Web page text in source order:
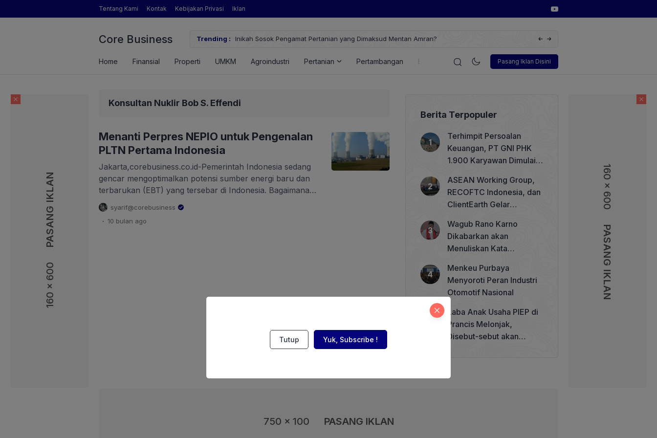
160 x 600
PASANG IKLAN 160 x 600
PASANG IKLAN
Tentang Kami Kontak Kebijakan Privasi Iklan
Core Business Trending :
Brigade Swasembada Pangan Inikah Sosok Pengamat Pertanian yang Dimaksud Mentan Amran?
Huawei Digital Power Dorong Indonesia Menuju
Pasang Iklan Disini
Home Finansial Properti UMKM Agroindustri Pertanian Pertambangan Energi Korporasi Teknologi Otomotif
Konsultan Nuklir Bob S. Effendi
Menanti Perpres NEPIO untuk Pengenalan
PLTN Pertama Indonesia
Jakarta,corebusiness.co.id-Pemerintah Indonesia sedang
gencar mengoptimalkan potensi sumber energi baru dan
terbarukan (EBT) yang tersebar di Indonesia. Bagaimana
proyeksi pembangunan PLTN pertama di Indonesia?
Dalam beberapa waktu terakhir, kebijakan proyek EBT
seperti bioenergi, pembangunan pembangkit listrik
syarif@corebusiness
. 10 bulan ago
Berita Terpopuler
Terhimpit Persoalan
Keuangan, PT GNI PHK
1.900 Karyawan Dimulai 5
ASEAN Working Group,
RECOFTC Indonesia, dan
ClientEarth Gelar
Memperkuat Tata Kelola
Perhutanan Sosial
Wagub Rano Karno
Dikabarkan akan
Menuliskan Kata
Betawi 100 Tahun
Menkeu Purbaya
Menyoroti Peran Industri
Otomotif Nasional
Laba Anak Usaha PIEP di
Prancis Melonjak,
Disebut-sebut akan
750 x 100 PASANG IKLAN
Tutup Yuk, Subscribe !